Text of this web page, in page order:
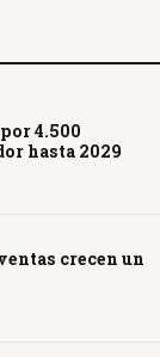
4.500
hasta 2029
crecen un